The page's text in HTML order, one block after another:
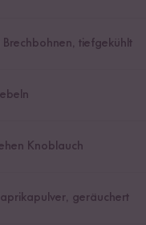
Brechbohnen, tiefgekühlt
Knoblauch
geräuchert